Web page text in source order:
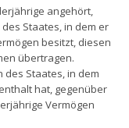
angehört,
Staates, in dem er
besitzt, diesen
übertragen.
des Staates, in dem
hat, gegenüber
Vermögen